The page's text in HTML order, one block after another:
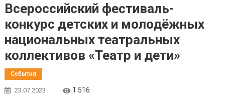
Всероссийский фестиваль-
конкурс детских и молодёжных
национальных театральных
коллективов «Театр и дети»
События
23.07.2023 1 516